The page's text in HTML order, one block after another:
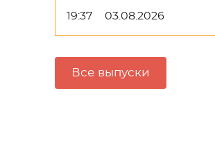
19:37 03.08.2026
Все выпуски